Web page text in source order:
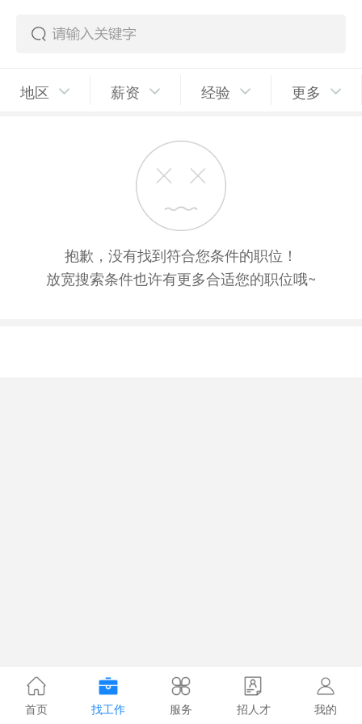
地区 薪资 经验 更多
抱歉，没有找到符合您条件的职位！
放宽搜索条件也许有更多合适您的职位哦~
首页 找工作 服务 招人才 我的